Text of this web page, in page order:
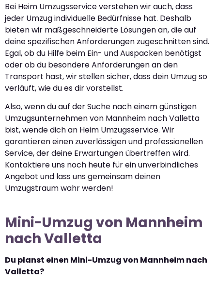
Bei Heim Umzugsservice verstehen wir auch, dass
jeder Umzug individuelle Bedürfnisse hat. Deshalb
bieten wir maßgeschneiderte Lösungen an, die auf
deine spezifischen Anforderungen zugeschnitten sind.
Egal, ob du Hilfe beim Ein- und Auspacken benötigst
oder ob du besondere Anforderungen an den
Transport hast, wir stellen sicher, dass dein Umzug so
verläuft, wie du es dir vorstellst.
Also, wenn du auf der Suche nach einem günstigen
Umzugsunternehmen von Mannheim nach Valletta
bist, wende dich an Heim Umzugsservice. Wir
garantieren einen zuverlässigen und professionellen
Service, der deine Erwartungen übertreffen wird.
Kontaktiere uns noch heute für ein unverbindliches
Angebot und lass uns gemeinsam deinen
Umzugstraum wahr werden!
Mini-Umzug von Mannheim
nach Valletta
Du planst einen Mini-Umzug von Mannheim nach
Valletta?